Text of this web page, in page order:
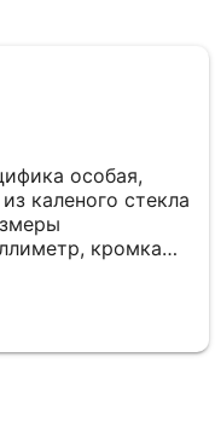
особая,
каленого стекла
кромка
толковые,
дальше.